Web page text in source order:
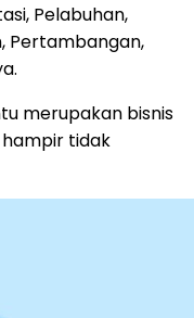
Pelabuhan,
Pertambangan,
merupakan bisnis
tidak